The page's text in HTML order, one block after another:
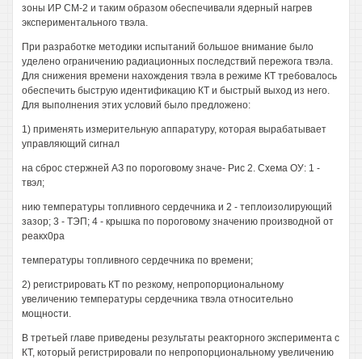
зоны ИР СМ-2 и таким образом обеспечивали ядерный нагрев
экспериментального твэла.
При разработке методики испытаний большое внимание было
уделено ограничению радиационных последствий пережога твэла.
Для снижения времени нахождения твэла в режиме КТ требовалось
обеспечить быструю идентификацию КТ и быстрый выход из него.
Для выполнения этих условий было предложено:
1) применять измерительную аппаратуру, которая вырабатывает
управляющий сигнал
на сброс стержней АЗ по пороговому значе- Рис 2. Схема ОУ: 1 -
твэл;
нию температуры топливного сердечника и 2 - теплоизолирующий
зазор; 3 - ТЭП; 4 - крышка по пороговому значению производной от
реакх0ра
температуры топливного сердечника по времени;
2) регистрировать КТ по резкому, непропорциональному
увеличению температуры сердечника твэла относительно
мощности.
В третьей главе приведены результаты реакторного эксперимента с
КТ, который регистрировали по непропорциональному увеличению